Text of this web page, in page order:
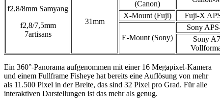
f2,8/8mm Samyang
f2,8/7,5mm
7artisans
31mm
(Canon)
X-Mount (Fuji)
Fuji-X
E-Mount (Sony)
Sony
Sony A7
Ein 360°-Panorama aufgenommen mit einer 16 Megapixel-Kamera
und einem Fullframe Fisheye hat bereits eine Auflösung von mehr
als 11.500 Pixel in der Breite, das sind 32 Pixel pro Grad. Für alle
interaktiven Darstellungen ist das mehr als genug.